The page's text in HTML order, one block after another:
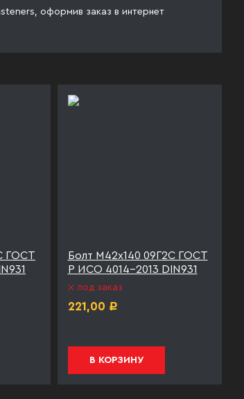
оформив заказ в интернет
ГОСТ
Болт М42х140 09Г2С ГОСТ
Р ИСО 4014-2013 DIN931
под заказ
221,00 Р
В КОРЗИНУ